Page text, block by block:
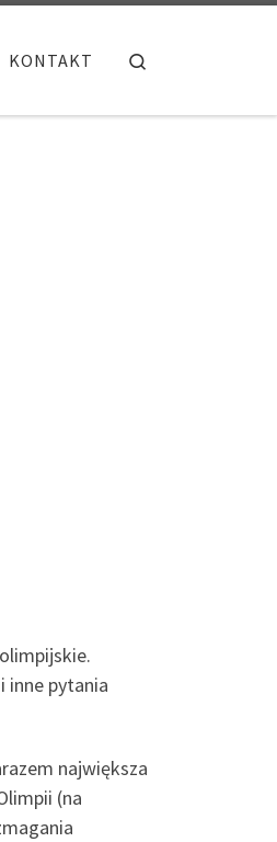
KONTAKT
inne pytania
największa
(na